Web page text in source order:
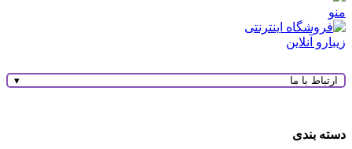
منو
ارتباط با ما ▾
دسته بندی